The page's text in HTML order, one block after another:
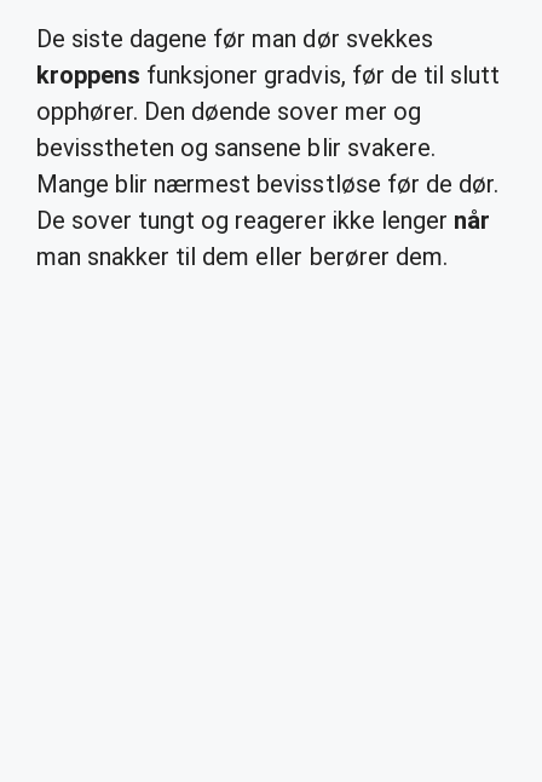
De siste dagene før man dør svekkes
kroppens funksjoner gradvis, før de til slutt
opphører. Den døende sover mer og
bevisstheten og sansene blir svakere.
Mange blir nærmest bevisstløse før de dør.
De sover tungt og reagerer ikke lenger når
man snakker til dem eller berører dem.